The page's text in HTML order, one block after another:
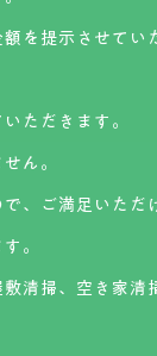
を提示させてい
ただきます。
ん。
、ご満足いただ
。
清掃、空き家清